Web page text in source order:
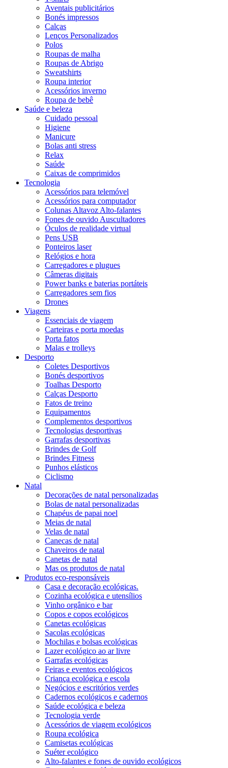
Aventais publicitários
Bonés impressos
Calças
Lenços Personalizados
Polos
Roupas de malha
Roupas de Abrigo
Sweatshirts
Roupa interior
Acessórios inverno
Roupa de bebê
Saúde e beleza
Cuidado pessoal
Higiene
Manicure
Bolas anti stress
Relax
Saúde
Caixas de comprimidos
Tecnologia
Acessórios para telemóvel
Acessórios para computador
Colunas Altavoz Alto-falantes
Fones de ouvido Auscultadores
Óculos de realidade virtual
Pens USB
Ponteiros laser
Relógios e hora
Carregadores e plugues
Câmeras digitais
Power banks e baterias portáteis
Carregadores sem fios
Drones
Viagens
Essenciais de viagem
Carteiras e porta moedas
Porta fatos
Malas e trolleys
Desporto
Coletes Desportivos
Bonés desportivos
Toalhas Desporto
Calças Desporto
Fatos de treino
Equipamentos
Complementos desportivos
Tecnologias desportivas
Garrafas desportivas
Brindes de Golf
Brindes Fitness
Punhos elásticos
Ciclismo
Natal
Decorações de natal personalizadas
Bolas de natal personalizadas
Chapéus de papai noel
Meias de natal
Velas de natal
Canecas de natal
Chaveiros de natal
Canetas de natal
Mas os produtos de natal
Produtos eco-responsáveis
Casa e decoração ecológicas.
Cozinha ecológica e utensílios
Vinho orgânico e bar
Copos e copos ecológicos
Canetas ecológicas
Sacolas ecológicas
Mochilas e bolsas ecológicas
Lazer ecológico ao ar livre
Garrafas ecológicas
Feiras e eventos ecológicos
Criança ecológica e escola
Negócios e escritórios verdes
Cadernos ecológicos e cadernos
Saúde ecológica e beleza
Tecnologia verde
Acessórios de viagem ecológicos
Roupa ecológica
Camisetas ecológicas
Suéter ecológico
Alto-falantes e fones de ouvido ecológicos